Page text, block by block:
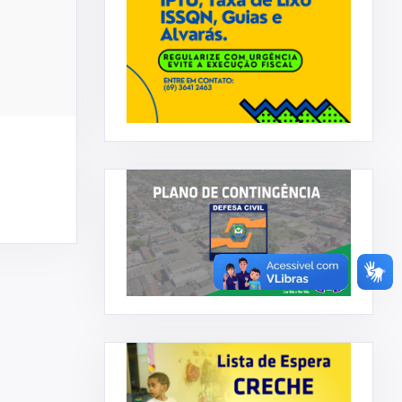
DO
Prefeitura Municipal concede
reajuste salarial aos servi ...